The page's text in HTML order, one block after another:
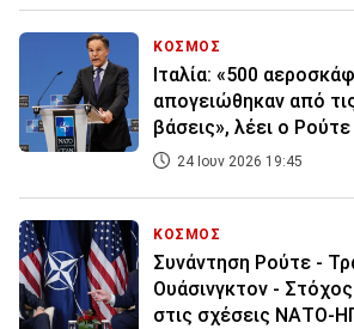
ΚΟΣΜΟΣ
Ιταλία: «500
απογειώθηκαν από
βάσεις», λέει ο Ρούτε
24 Ιουν 2026 19:45
ΚΟΣΜΟΣ
Συνάντηση Ρούτε -
Ουάσινγκτον -
στις σχέσεις ΝΑΤΟ-